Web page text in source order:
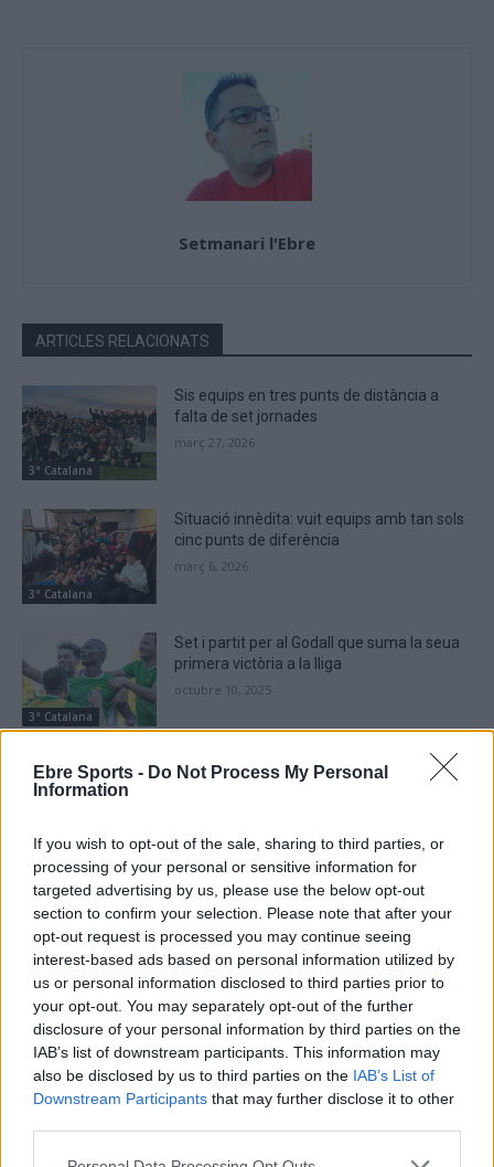
Ebre Sports - Do Not Process My Personal
Information
If you wish to opt-out of the sale, sharing to third parties, or
processing of your personal or sensitive information for
targeted advertising by us, please use the below opt-out
section to confirm your selection. Please note that after your
opt-out request is processed you may continue seeing
interest-based ads based on personal information utilized by
us or personal information disclosed to third parties prior to
your opt-out. You may separately opt-out of the further
disclosure of your personal information by third parties on the
IAB’s list of downstream participants. This information may
also be disclosed by us to third parties on the IAB’s List of
Downstream Participants that may further disclose it to other
Setmanari l'Ebre
ARTICLES RELACIONATS
3ª Catalana
Sis equips en tres punts de distància a
falta de set jornades
març 27, 2026
3ª Catalana
Situació innèdita: vuit equips amb tan sols
cinc punts de diferència
març 6, 2026
3ª Catalana
Set i partit per al Godall que suma la seua
primera victòria a la lliga
octubre 10, 2025
DEIXA UNA RESPOSTA
Comentari: